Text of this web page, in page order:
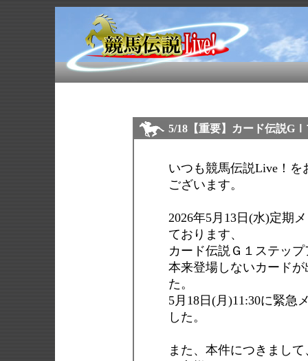
5/18【重要】カード伝説
いつも競馬伝説Live！
ございます。
2026年5月13日(水)定期
ております、
カード伝説Ｇ１ステッ
本来登場しないカード
た。
5月18日(月)11:30に緊急
した。
また、本件につきまし